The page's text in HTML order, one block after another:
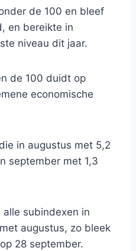
de 100 en bleef
en bereikte in
niveau dit jaar.
de 100 duidt op
economische
in augustus met 5,2
september met 1,3
subindexen in
augustus, zo bleek
28 september.